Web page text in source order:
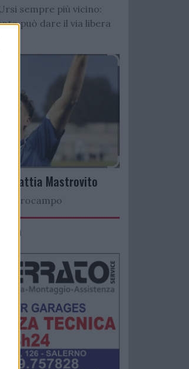
sempre più vicino:
può dare il via libera
Mattia Mastrovito
centrocampo